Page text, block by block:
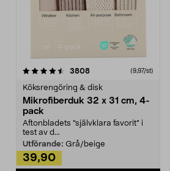
3808recensioner (9,97/st)
Köksrengöring & disk
Mikrofiberduk 32 x 31 cm, 4-
pack
Aftonbladets "självklara favorit” i
test av d...
Utförande: Grå/beige
39,90
4.0av 5 stjärnor